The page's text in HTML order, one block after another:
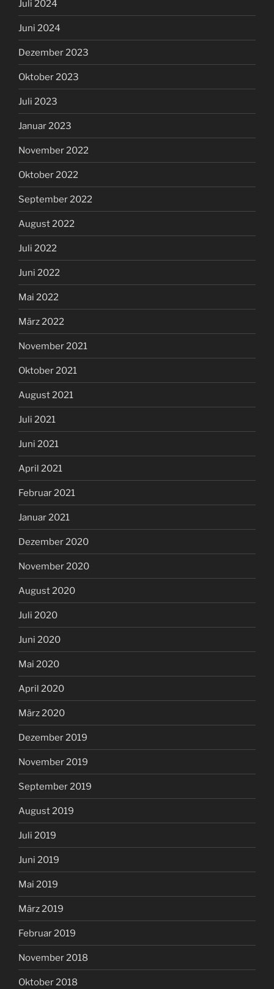
Juli 2024
Juni 2024
Dezember 2023
Oktober 2023
Juli 2023
Januar 2023
November 2022
Oktober 2022
September 2022
August 2022
Juli 2022
Juni 2022
Mai 2022
März 2022
November 2021
Oktober 2021
August 2021
Juli 2021
Juni 2021
April 2021
Februar 2021
Januar 2021
Dezember 2020
November 2020
August 2020
Juli 2020
Juni 2020
Mai 2020
April 2020
März 2020
Dezember 2019
November 2019
September 2019
August 2019
Juli 2019
Juni 2019
Mai 2019
März 2019
Februar 2019
November 2018
Oktober 2018